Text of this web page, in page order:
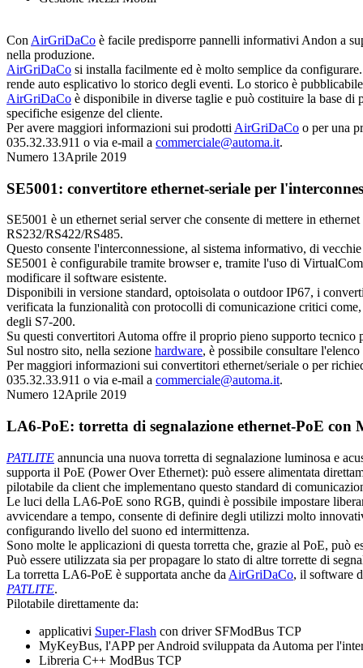
Con AirGriDaCo è facile predisporre pannelli informativi Andon a
nella produzione.
AirGriDaCo si installa facilmente ed è molto semplice da
rende auto esplicativo lo storico degli eventi. Lo storico è
AirGriDaCo è disponibile in diverse taglie e può costituire la base
specifiche esigenze del cliente.
Per avere maggiori informazioni sui prodotti AirGriDaCo o per una
035.32.33.911 o via e-mail a commerciale@automa.it.
Numero 13Aprile 2019
SE5001: convertitore ethernet-seriale per
SE5001 è un ethernet serial server che consente di mettere in
RS232/RS422/RS485.
Questo consente l'interconnessione, al sistema informativo, di
SE5001 è configurabile tramite browser e, tramite l'uso di
modificare il software esistente.
Disponibili in versione standard, optoisolata o outdoor IP67, i
verificata la funzionalità con protocolli di comunicazione critici
degli S7-200.
Su questi convertitori Automa offre il proprio pieno supporto
Sul nostro sito, nella sezione hardware, è possibile consultare
Per maggiori informazioni sui convertitori ethernet/seriale o per
035.32.33.911 o via e-mail a commerciale@automa.it.
Numero 12Aprile 2019
LA6-PoE: torretta di segnalazione ethernet-PoE con
PATLITE annuncia una nuova torretta di segnalazione luminosa e
supporta il PoE (Power Over Ethernet): può essere alimentata
pilotabile da client che implementano questo standard di
Le luci della LA6-PoE sono RGB, quindi è possibile impostare
avvicendare a tempo, consente di definire degli utilizzi molto
configurando livello del suono ed intermittenza.
Sono molte le applicazioni di questa torretta che, grazie al PoE, può
Può essere utilizzata sia per propagare lo stato di altre torrette di
La torretta LA6-PoE è supportata anche da AirGriDaCo, il software
PATLITE.
Pilotabile direttamente da:
applicativi Super-Flash con driver SFModBus TCP
MyKeyBus, l'APP per Android sviluppata da Automa per
Libreria C++ ModBus TCP